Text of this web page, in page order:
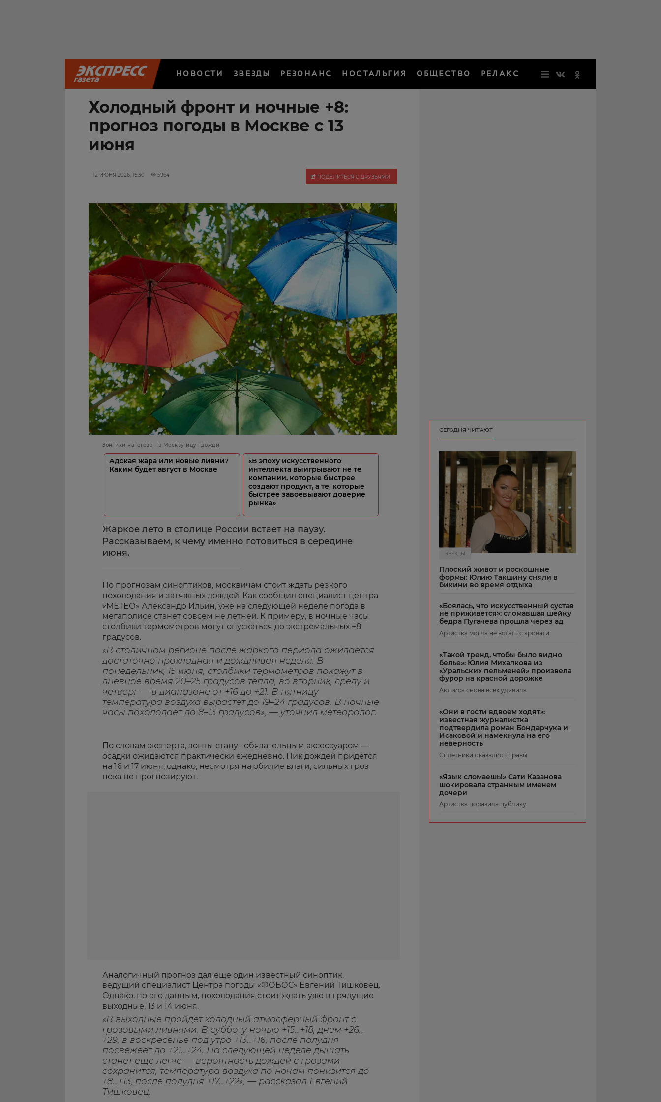
НОВОСТИ ЗВЕЗДЫ РЕЗОНАНС НОСТАЛЬГИЯ ОБЩЕСТВО РЕЛАКС
Холодный фронт и ночные +8:
прогноз погоды в Москве с 13
июня
12 ИЮНЯ 2026, 16:30 5964 ПОДЕЛИТЬСЯ С ДРУЗЬЯМИ
Зонтики наготове - в Москву идут дожди
Адская жара или новые ливни?
Каким будет август в Москве
«В эпоху искусственного
интеллекта выигрывают не те
компании, которые быстрее
создают продукт, а те, которые
быстрее завоевывают доверие
рынка»
Жаркое лето в столице России встает на паузу.
Рассказываем, к чему именно готовиться в середине
июня.
По прогнозам синоптиков, москвичам стоит ждать резкого
похолодания и затяжных дождей. Как сообщил специалист центра
«МЕТЕО» Александр Ильин, уже на следующей неделе погода в
мегаполисе станет совсем не летней. К примеру, в ночные часы
столбики термометров могут опускаться до экстремальных +8
градусов.
«В столичном регионе после жаркого периода ожидается
достаточно прохладная и дождливая неделя. В
понедельник, 15 июня, столбики термометров покажут в
дневное время 20–25 градусов тепла, во вторник, среду и
четверг — в диапазоне от +16 до +21. В пятницу
температура воздуха вырастет до 19–24 градусов. В ночные
часы похолодает до 8–13 градусов», — уточнил метеоролог.
По словам эксперта, зонты станут обязательным аксессуаром —
осадки ожидаются практически ежедневно. Пик дождей придется
на 16 и 17 июня, однако, несмотря на обилие влаги, сильных гроз
пока не прогнозируют.
Аналогичный прогноз дал еще один известный синоптик,
ведущий специалист Центра погоды «ФОБОС» Евгений Тишковец.
Однако, по его данным, похолодания стоит ждать уже в грядущие
выходные, 13 и 14 июня.
«В выходные пройдет холодный атмосферный фронт с
грозовыми ливнями. В субботу ночью +15…+18, днем +26…
+29, в воскресенье под утро +13…+16, после полудня
посвежеет до +21…+24. На следующей неделе дышать
станет еще легче — вероятность дождей с грозами
сохранится, температура воздуха по ночам понизится до
+8…+13, после полудня +17…+22», — рассказал Евгений
Тишковец.
СЕГОДНЯ ЧИТАЮТ
ЗВЕЗДЫ
Плоский живот и роскошные
формы: Юлию Такшину сняли в
бикини во время отдыха
«Боялась, что искусственный сустав
не приживется»: сломавшая шейку
бедра Пугачева прошла через ад
Артистка могла не встать с кровати
«Такой тренд, чтобы было видно
белье»: Юлия Михалкова из
«Уральских пельменей» произвела
фурор на красной дорожке
Актриса снова всех удивила
«Они в гости вдвоем ходят»:
известная журналистка
подтвердила роман Бондарчука и
Исаковой и намекнула на его
неверность
Сплетники оказались правы
«Язык сломаешь!» Сати Казанова
шокировала странным именем
дочери
Артистка поразила публику